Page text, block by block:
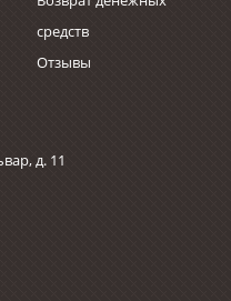
средств
Отзывы
д. 11